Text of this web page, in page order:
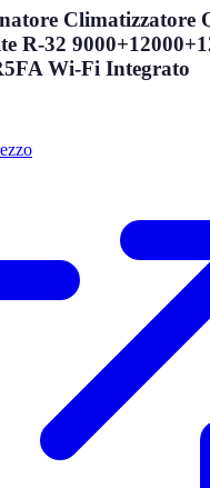
Climatizzatore
R-32
Wi-Fi Integrato